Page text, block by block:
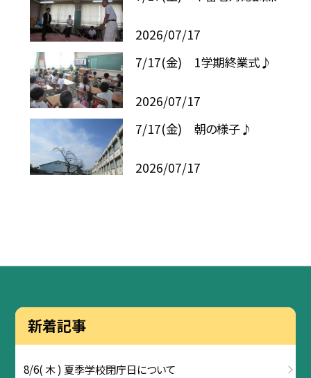
2026/07/17
7/17(金) 1学期終業式♪
2026/07/17
7/17(金) 朝の様子♪
2026/07/17
新着記事
8/6( 木 ) 夏季学校閉庁日について